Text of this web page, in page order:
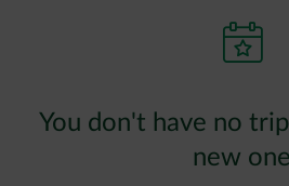
You don't have no
new one